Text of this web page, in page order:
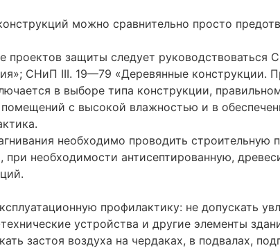
можно сравнительно просто
проектов защиты следует
СНиП III. 19—79 «Деревянные конструкции.
в выборе типа конструкции,
с высокой влажностью и в
.
необходимо проводить строительную
необходимости антисептированную,
профилактику: не допускать
устройства и другие элементы
застоя воздуха на чердаках, в подвалах,